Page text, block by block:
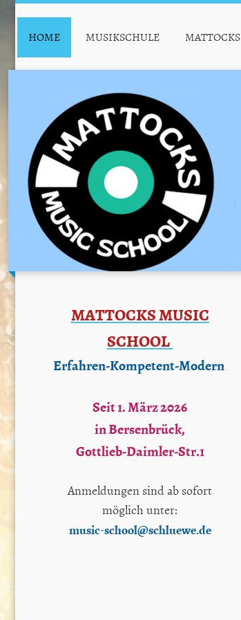
HOME MUSIKSCHULE MATTOCKS
MATTOCKS MUSIC
SCHOOL
Erfahren-Kompetent-Modern
Seit 1. März 2026
inBersenbrück,
Gottlieb-Daimler-Str.1
Anmeldungen sind ab sofort
möglich unter:
music-school@schluewe.de